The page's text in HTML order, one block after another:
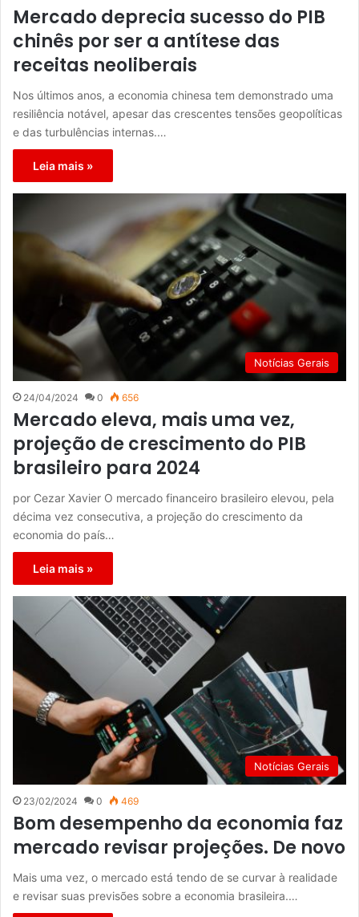
Mercado deprecia sucesso do PIB
chinês por ser a antítese das
receitas neoliberais
Nos últimos anos, a economia chinesa tem demonstrado uma
resiliência notável, apesar das crescentes tensões geopolíticas
e das turbulências internas.…
Leia mais »
Notícias Gerais
24/04/2024 0 656
Mercado eleva, mais uma vez,
projeção de crescimento do PIB
brasileiro para 2024
por Cezar Xavier O mercado financeiro brasileiro elevou, pela
décima vez consecutiva, a projeção do crescimento da
economia do país…
Leia mais »
Notícias Gerais
23/02/2024 0 469
Bom desempenho da economia faz
mercado revisar projeções. De novo
Mais uma vez, o mercado está tendo de se curvar à realidade
e revisar suas previsões sobre a economia brasileira.…